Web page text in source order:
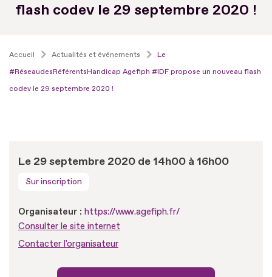
flash codev le 29 septembre 2020 !
Accueil Actualités et événements
Le
#RéseaudesRéférentsHandicap Agefiph #IDF propose un nouveau flash
codev le 29 septembre 2020 !
Le 29 septembre 2020 de 14h00 à 16h00
Sur inscription
Organisateur : https://www.agefiph.fr/
Consulter le site internet
Contacter l'organisateur